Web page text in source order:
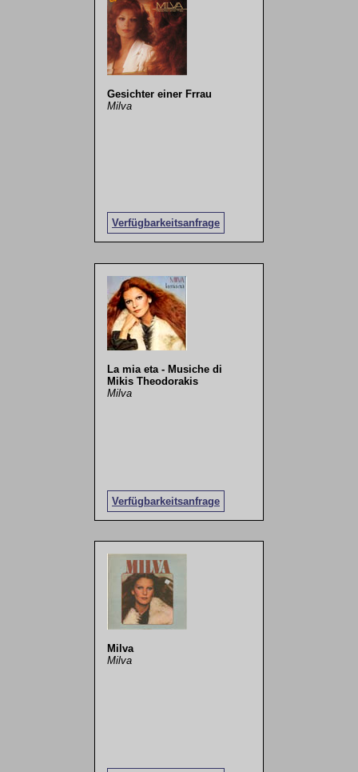
Gesichter einer Frrau
Milva
Verfügbarkeitsanfrage
La mia eta - Musiche di
Mikis Theodorakis
Milva
Verfügbarkeitsanfrage
Milva
Milva